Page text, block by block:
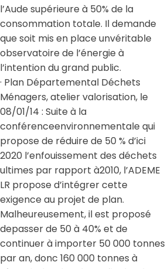
l’Aude supérieure à 50% de la
consommation totale. Il demande
que soit mis en place unvéritable
observatoire de l’énergie à
l’intention du grand public.
· Plan Départemental Déchets
Ménagers, atelier valorisation, le
08/01/14 : Suite à la
conférenceenvironnementale qui
propose de réduire de 50 % d’ici
2020 l’enfouissement des déchets
ultimes par rapport à2010, l’ADEME
LR propose d’intégrer cette
exigence au projet de plan.
Malheureusement, il est proposé
depasser de 50 à 40% et de
continuer à importer 50 000 tonnes
par an, donc 160 000 tonnes à